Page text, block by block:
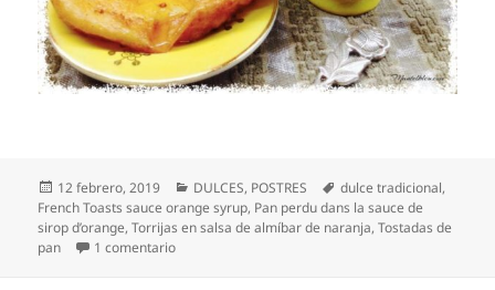
Publicado
el
12 febrero, 2019 Categorías
DULCES, POSTRES Etiquetas
dulce tradicional,
French Toasts sauce orange syrup, Pan perdu dans la sauce de
sirop d’orange,Torrijas en salsa de almíbar de naranja,Tostadas de
pan
1 comentarioen Torrijas en salsa de almíbar de naranja